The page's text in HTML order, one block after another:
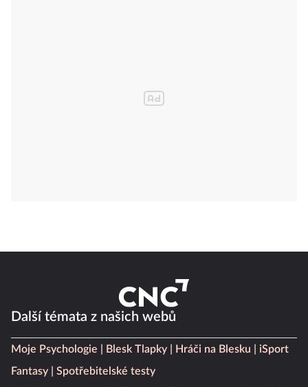
Další témata z našich webů
Moje Psychologie Blesk Tlapky Hráči na Blesku
iSport
Fantasy
Spotřebitelské testy